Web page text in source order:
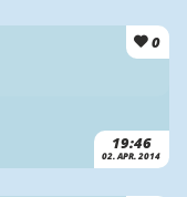
0
19:46
02. APR. 2014